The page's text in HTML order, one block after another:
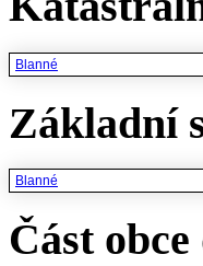
Blanné
Základní
Blanné
Část